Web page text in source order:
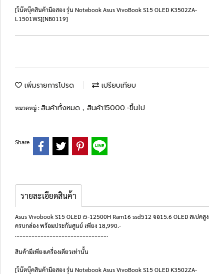
[โน๊ตบุ๊คสินค้ามือสอง รุ่น Notebook Asus VivoBook S15 OLED K3502ZA-
L1501WS][NB0119]
เพิ่มรายการโปรด เปรียบเทียบ
หมวดหมู่ :สินค้าทั้งหมด , สินค้า15000.-ขึ้นไป
Share
รายละเอียดสินค้า
Asus Vivobook S15 OLED i5-12500H Ram16 ssd512 จอ15.6 OLED สเปคสูง
ครบกล่อง พร้อมประกันศูนย์ เพียง 18,990.-
..............................................................
สินค้ามีเพียงเครื่องเดียวเท่านั้น
[โน๊ตบุ๊คสินค้ามือสอง รุ่น Notebook Asus VivoBook S15 OLED K3502ZA-